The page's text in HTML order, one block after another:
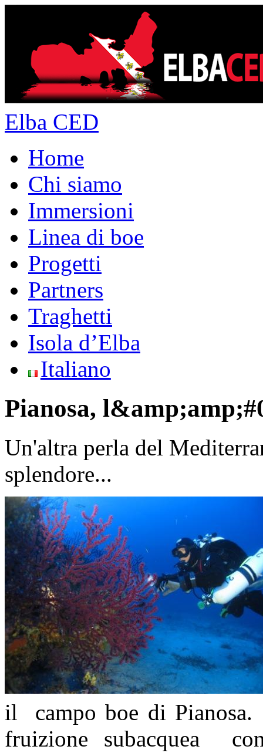
Elba CED
Home
Chi siamo
Immersioni
Linea di boe
Progetti
Partners
Traghetti
Isola d’Elba
Italiano
Pianosa,
Un'altra perla del
splendore...
il campo boe di
fruizione subacquea